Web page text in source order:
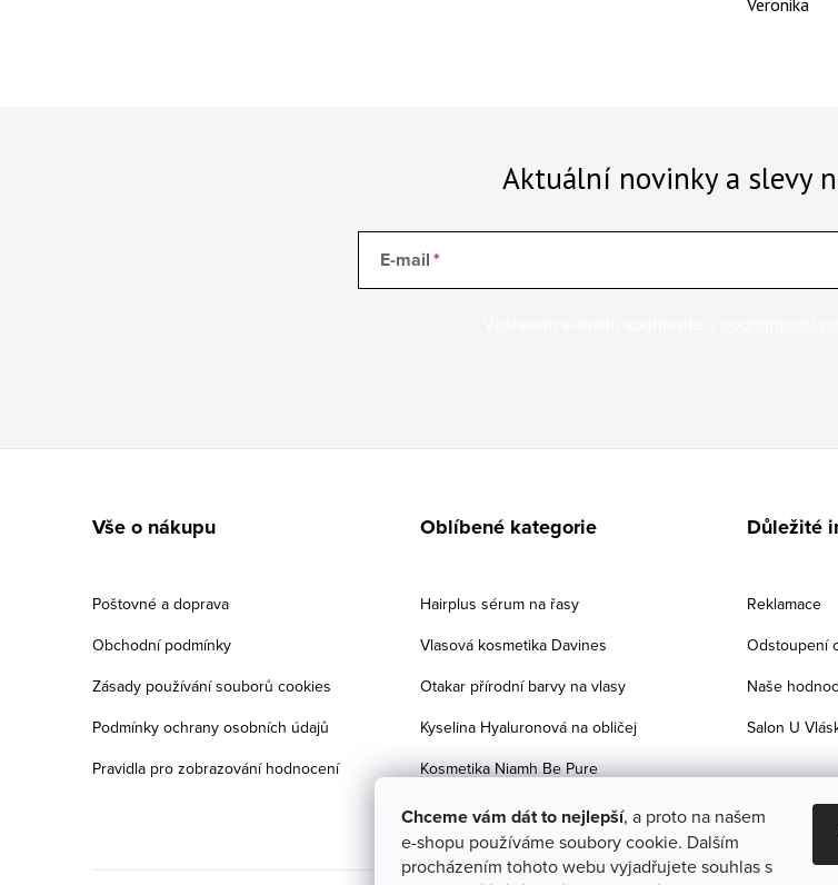
Chceme vám dát to nejlepší, a proto na našem
e-shopu používáme soubory cookie. Dalším
procházením tohoto webu vyjadřujete souhlas s
Veronika
Aktuální novinky a slevy
E-mail
Vše o nákupu
Poštovné a doprava
Obchodní podmínky
Zásady používání souborů cookies
Podmínky ochrany osobních údajů
Pravidla pro zobrazování hodnocení
Oblíbené kategorie
Hairplus sérum na řasy
Vlasová kosmetika Davines
Otakar přírodní barvy na vlasy
Kyselina Hyaluronová na obličej
Kosmetika Niamh Be Pure
Důležité
Reklamace
Odstoupení
Naše
Salon U